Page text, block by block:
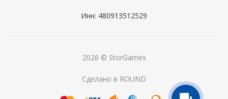
Инн: 480913512529
2026 © StorGames
Сделано в ROUND